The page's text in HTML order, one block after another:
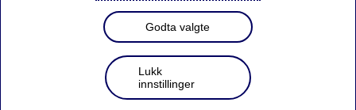
En visjonær med en omdiskutert idé, Serneke som
utvikler og byggmester, Balder som partner og
Nordea som finansieringspartner. Legg til
arkitektene bak verdens høyest tårn, Burj Khalifa i
Dubai, og du har drømmeteamet som gjør
Nordens høyeste bygning til virkelighet. Med sine
Godta valgte
Lukk
innstillinger